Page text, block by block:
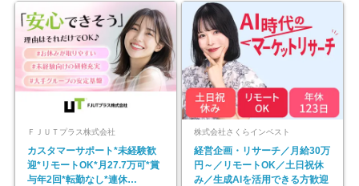
ＦＪＵＴプラス株式会社
カスタマーサポート*未経験歓
迎*リモートOK*月27.7万可*賞
与年2回*転勤なし*連休
株式会社さくらインベスト
経営企画・リサーチ／月給30万
円～／リモートOK／土日祝休
み／生成AIを活用できる方歓迎